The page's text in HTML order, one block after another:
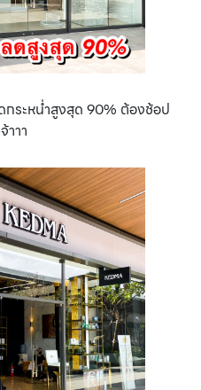
กระหน่ำสูงสุด 90% ต้องช้อป
าาา